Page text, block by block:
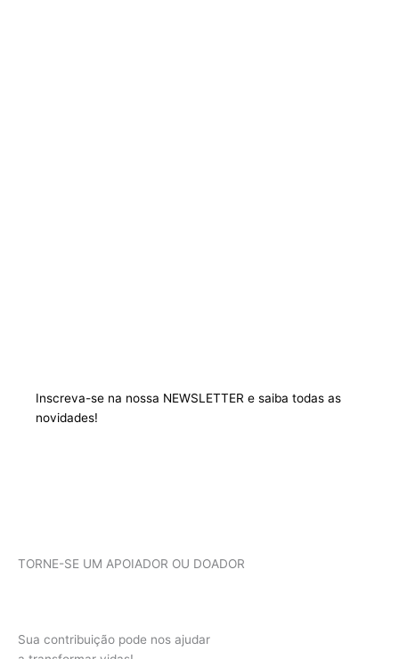
Inscreva-se na nossa NEWSLETTER e saiba todas as
novidades!
TORNE-SE UM APOIADOR OU DOADOR
Sua contribuição pode nos ajudar